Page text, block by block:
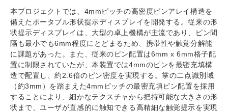
本プロジェクトでは、4mmピッチの高密度ピンアレイ構造を
備えたポータブル形状提示ディスプレイを開発する。従来の形
状提示ディスプレイは、大型の卓上機構が主流であり、ピン間
隔も最小でも6mm程度にとどまるため、携帯性や触覚分解能
に課題があった。また、従来のピン配置は6mm x 6mm格子配
置に制限されていたが、本装置では4mmのピンを最密充填構
造で配置し、約2.6倍のピン密度を実現する。掌の二点識別域
（約3mm）を踏まえた4mmピッチの最密充填ピン配置を採用
することにより、細かなテクスチャから把持可能な大きさの形
状まで、ユーザが直感的に触知できる高精細な触覚提示を実現